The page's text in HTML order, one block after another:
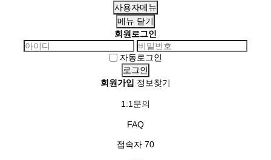
사용자메뉴
메뉴 닫기
회원로그인
자동로그인
회원가입 정보찾기
1:1문의
FAQ
접속자 70